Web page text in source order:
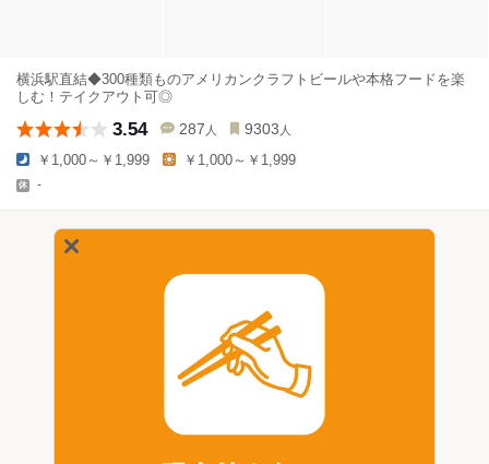
横浜駅直結◆300種類ものアメリカンクラフトビールや本格フードを楽
しむ！テイクアウト可◎
3.54 287 人 9303 人
￥1,000～￥1,999 ￥1,000～￥1,999
-